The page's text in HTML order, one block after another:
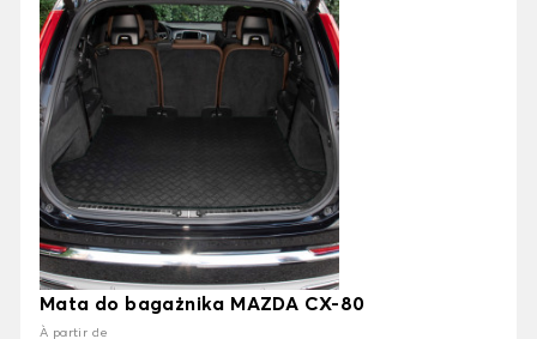
Mata do bagażnika MAZDA CX-80
À partir de